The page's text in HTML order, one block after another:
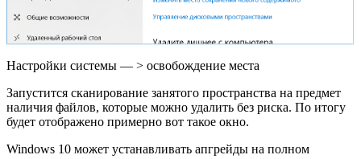
Настройки системы — > освобождение места
Запустится сканирование занятого пространства на предмет
наличия файлов, которые можно удалить без риска. По итогу
будет отображено примерно вот такое окно.
Windows 10 может устанавливать апгрейды на полном